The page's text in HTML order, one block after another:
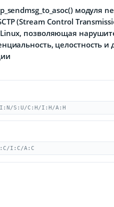
модуля
(Stream Control
позволяющая
целостность и
S:U/C:H/I:H/A:H
I:C/A:C